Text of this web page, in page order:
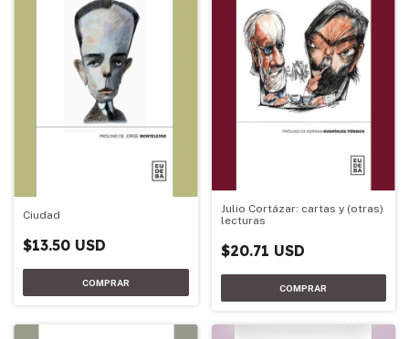
Ciudad
$13.50 USD
Julio Cortázar: cartas y (otras)
lecturas
$20.71 USD